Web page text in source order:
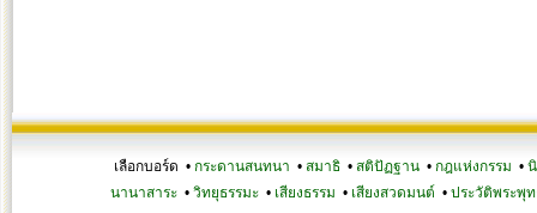
เลือกบอร์ด • กระดานสนทนา • สมาธิ • สติปัฏฐาน • กฎแห่งกรรม •
นานาสาระ• วิทยุธรรมะ• เสียงธรรม • เสียงสวดมนต์ • ประวัติพระพุท